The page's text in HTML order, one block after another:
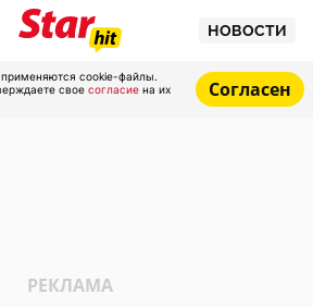
НОВОСТИ
cookie-файлы.
свое согласие на их
Согласен